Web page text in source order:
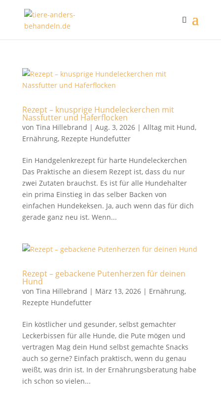
Rezept – knusprige Hundeleckerchen mit
Nassfutter und Haferflocken
von Tina Hillebrand | Aug. 3, 2026| Alltag mit Hund,
Ernährung, Rezepte Hundefutter
Ein Handgelenkrezept für harte Hundeleckerchen
Das Praktische an diesem Rezept ist, dass du nur
zwei Zutaten brauchst. Es ist für alle Hundehalter
ein prima Einstieg in das selber Backen von
einfachen Hundekeksen. Ja, auch wenn das für dich
gerade ganz neu ist. Wenn...
Rezept – gebackene Putenherzen für deinen
Hund
von Tina Hillebrand | März 13, 2026| Ernährung,
Rezepte Hundefutter
Ein köstlicher und gesunder, selbst gemachter
Leckerbissen für alle Hunde, die Pute mögen und
vertragen Mag dein Hund selbst gemachte Snacks
auch so gerne? Einfach praktisch, wenn du genau
weißt, was drin ist. In der Ernährungsberatung habe
ich schon so vielen...